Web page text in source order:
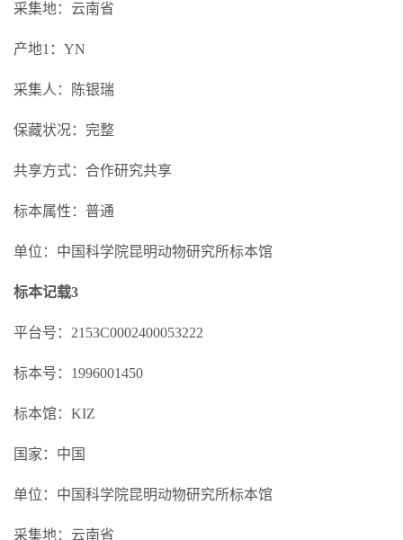
采集地：云南省
产地1：YN
采集人：陈银瑞
保藏状况：完整
共享方式：合作研究共享
标本属性：普通
单位：中国科学院昆明动物研究所标本馆
标本记载3
平台号：2153C0002400053222
标本号：1996001450
标本馆：KIZ
国家：中国
单位：中国科学院昆明动物研究所标本馆
采集地：云南省